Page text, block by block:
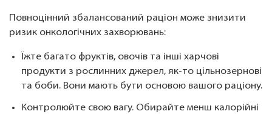
Повноцінний збалансований раціон може знизити
ризик онкологічних захворювань:
Їжте багато фруктів, овочів та інші харчові
продукти з рослинних джерел, як-то цільнозернові
та боби. Вони мають бути основою вашого раціону.
Контролюйте свою вагу. Обирайте менш калорійні